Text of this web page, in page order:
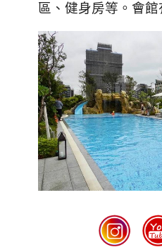
區、健身房等。會館